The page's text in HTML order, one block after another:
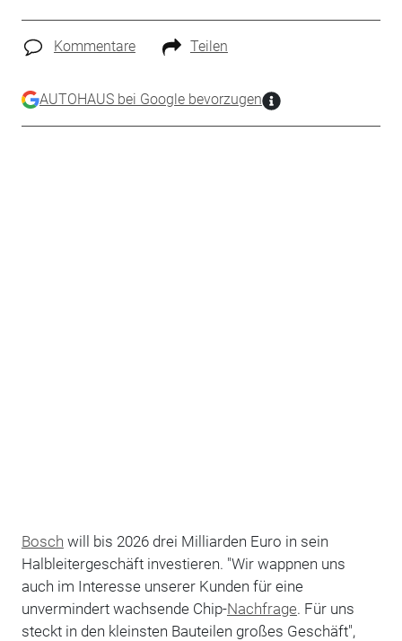
Kommentare Teilen
AUTOHAUS bei Google bevorzugen
Bosch will bis 2026 drei Milliarden Euro in sein
Halbleitergeschäft investieren. "Wir wappnen uns
auch im Interesse unserer Kunden für eine
unvermindert wachsende Chip-Nachfrage. Für uns
steckt in den kleinsten Bauteilen großes Geschäft",